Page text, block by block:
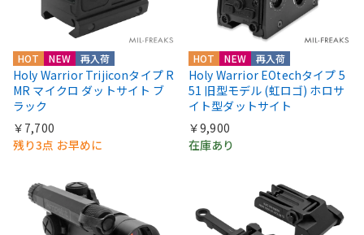
HOT NEW 再入荷
Holy Warrior Trijiconタイプ R
MR マイクロ ダットサイト ブ
ラック
￥7,700
残り3点 お早めに
HOT NEW 再入荷
Holy Warrior EOtechタイプ 5
51 旧型モデル (虹ロゴ) ホロサ
イト型ダットサイト
￥9,900
在庫あり